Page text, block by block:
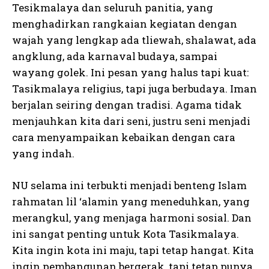
Tesikmalaya dan seluruh panitia, yang
menghadirkan rangkaian kegiatan dengan
wajah yang lengkap ada tliewah, shalawat, ada
angklung, ada karnaval budaya, sampai
wayang golek. Ini pesan yang halus tapi kuat:
Tasikmalaya religius, tapi juga berbudaya. Iman
berjalan seiring dengan tradisi. Agama tidak
menjauhkan kita dari seni, justru seni menjadi
cara menyampaikan kebaikan dengan cara
yang indah.
NU selama ini terbukti menjadi benteng Islam
rahmatan lil ‘alamin yang meneduhkan, yang
merangkul, yang menjaga harmoni sosial. Dan
ini sangat penting untuk Kota Tasikmalaya.
Kita ingin kota ini maju, tapi tetap hangat. Kita